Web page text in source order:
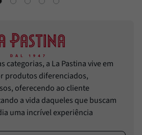
categorias, a La Pastina vive em
produtos diferenciados,
oferecendo ao cliente
a vida daqueles que buscam
uma incrível experiência